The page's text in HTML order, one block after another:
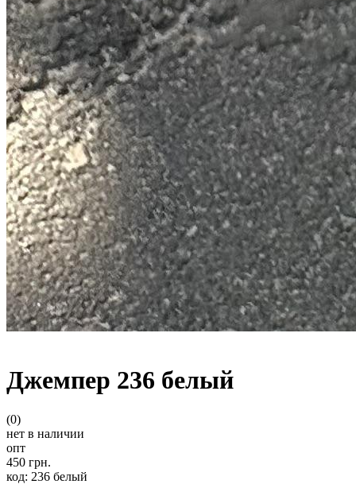
Джемпер 236 белый
(0)
нет в наличии
опт
450 грн.
код: 236 белый